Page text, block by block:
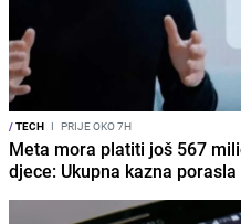
/TECH I PRIJE OKO 7H
Meta mora platiti još 567
djece: Ukupna kazna